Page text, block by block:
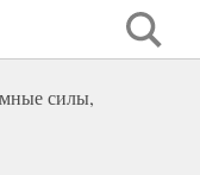
силы,